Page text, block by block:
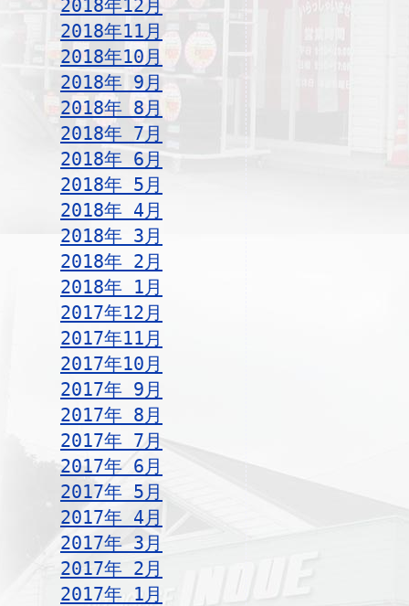
2018年12月
2018年11月
2018年10月
2018年 9月
2018年 8月
2018年 7月
2018年 6月
2018年 5月
2018年 4月
2018年 3月
2018年 2月
2018年 1月
2017年12月
2017年11月
2017年10月
2017年 9月
2017年 8月
2017年 7月
2017年 6月
2017年 5月
2017年 4月
2017年 3月
2017年 2月
2017年 1月